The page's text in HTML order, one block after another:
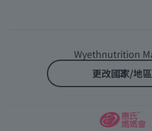
Wyethnutrition
更改國家/地區